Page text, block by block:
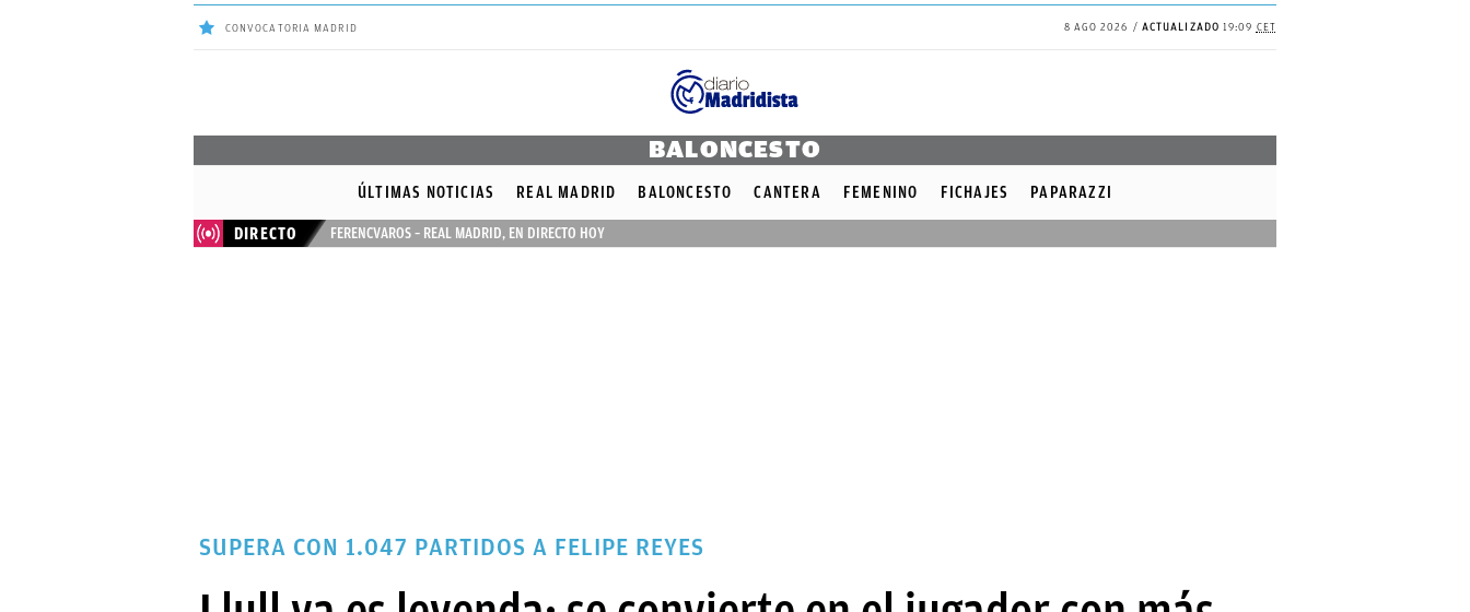
CONVOCATORIA MADRID 8 AGO 2026 ACTUALIZADO 19:09 CET
ÚLTIMAS
REAL
OKDIARIO
BALONCESTO
ÚLTIMAS NOTICIAS REAL MADRID BALONCESTO CANTERA FEMENINO FICHAJES PAPARAZZI
DIRECTO FERENCVAROS – REAL MADRID, EN DIRECTO HOY
SUPERA CON 1.047 PARTIDOS A FELIPE REYES